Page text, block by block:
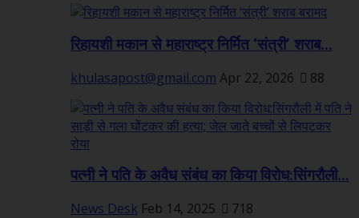
रिहायशी मकान से महाराष्ट्र निर्मित ‘संत्री’ शराब...
khulasapost@gmail.com Apr 22, 2026 88
पत्नी ने पति के अवैध संबंध का किया विरोध:सिंगरौली...
News Desk Feb 14, 2025
718